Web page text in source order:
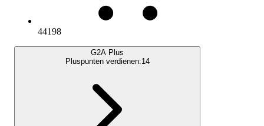
44198
G2A Plus
Pluspunten verdienen:14